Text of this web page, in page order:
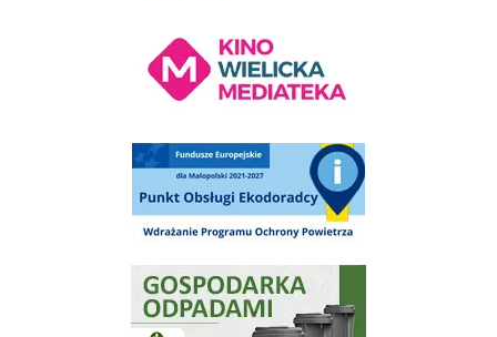
Punkt Obsługi Ekodoradcy Wieliczka
Gospodarka odpadami na terenie Miasta i Gminy Wieliczka